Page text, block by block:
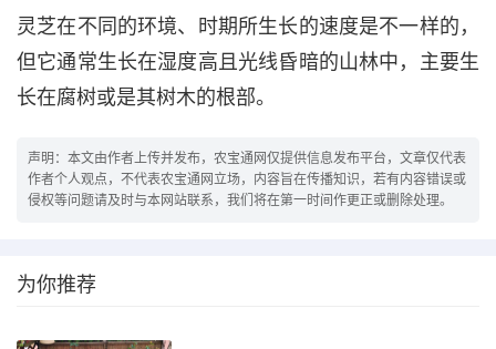
灵芝在不同的环境、时期所生长的速度是不一样的，
但它通常生长在湿度高且光线昏暗的山林中，主要生
长在腐树或是其树木的根部。
声明：本文由作者上传并发布，农宝通网仅提供信息发布平台，文章仅代表
作者个人观点，不代表农宝通网立场，内容旨在传播知识，若有内容错误或
侵权等问题请及时与本网站联系，我们将在第一时间作更正或删除处理。
为你推荐